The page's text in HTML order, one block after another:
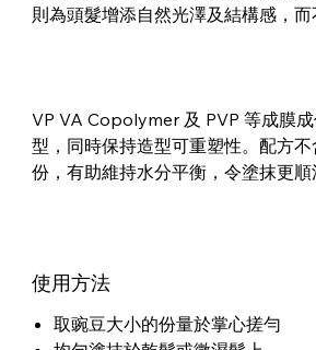
則為頭髮增添自然光澤及結構感，而
VP VA Copolymer 及 PVP 等成膜
型，同時保持造型可重塑性。配方
份，有助維持水分平衡，令塗抹更
使用方法
取豌豆大小的份量於掌心搓勻